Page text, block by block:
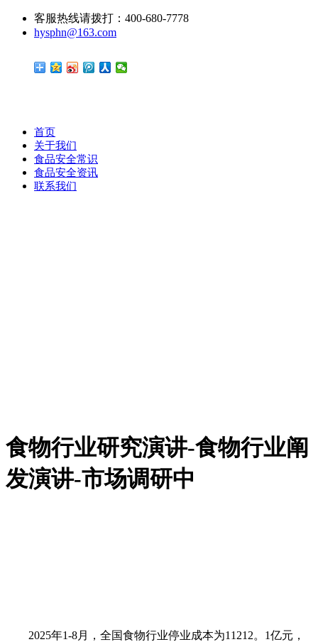
客服热线请拨打：400-680-7778
hysphn@163.com
首页
关于我们
食品安全常识
食品安全资讯
联系我们
食物行业研究演讲-食物行业阐
发演讲-市场调研中
2025年1-8月，全国食物行业停业成本为11212。1亿元，